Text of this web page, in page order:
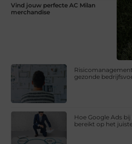
Vind jouw perfecte AC Milan
merchandise
gezonde
Hoe Google Ads
bereikt op het